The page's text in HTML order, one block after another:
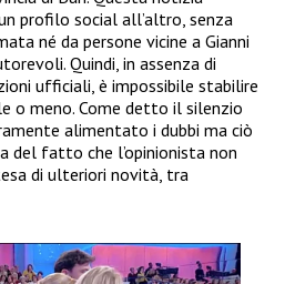
profilo social all’altro, senza
né da persone vicine a Gianni
Quindi, in assenza di
ufficiali, è impossibile stabilire
o meno. Come detto il silenzio
alimentato i dubbi ma ciò
del fatto che l’opinionista non
di ulteriori novità, tra